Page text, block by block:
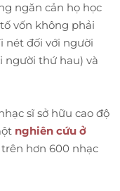
ngăn cản họ học
vốn không phải
nét đối với người
người thứ hau) và
sĩ sở hữu cao độ
nghiên cứu ở
hơn 600 nhạc